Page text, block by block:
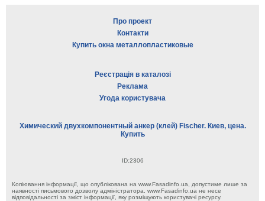
Про проект
Контакти
Купить окна металлопластиковые
Реєстрація в каталозі
Реклама
Угода користувача
Химический двухкомпонентный анкер (клей) Fischer. Киев, цена.
Купить
ID:2306
Копіювання інформації, що опублікована на www.Fasadinfo.ua, допустиме лише за
наявності письмового дозволу адміністратора. www.Fasadinfo.ua не несе
відповідальності за зміст інформації, яку розміщують користувачі ресурсу.